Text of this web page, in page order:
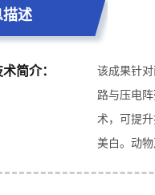
描述
简介：
该成果针
路与压电
术，可提
美白。动